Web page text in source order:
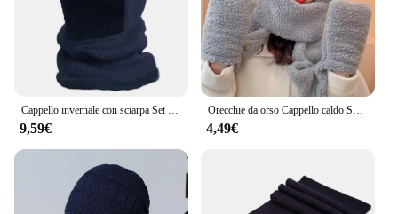
9,59€ 4,49€